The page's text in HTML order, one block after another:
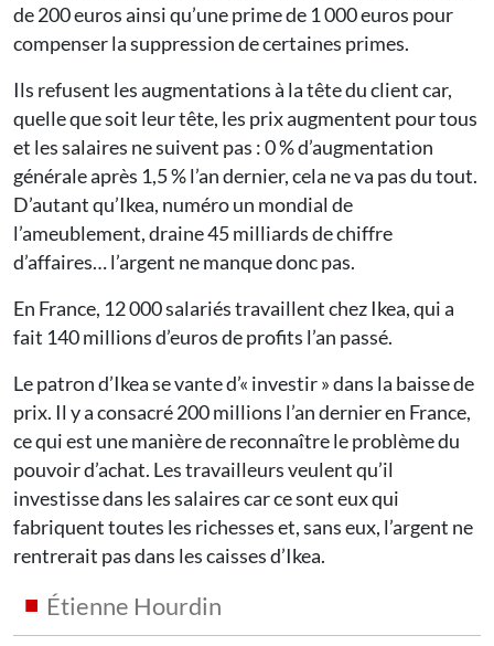
de 200 euros ainsi qu’une prime de 1 000 euros pour
compenser la suppression de certaines primes.
Ils refusent les augmentations à la tête du client car,
quelle que soit leur tête, les prix augmentent pour tous
et les salaires ne suivent pas : 0 % d’augmentation
générale après 1,5 % l’an dernier, cela ne va pas du tout.
D’autant qu’Ikea, numéro un mondial de
l’ameublement, draine 45 milliards de chiffre
d’affaires… l’argent ne manque donc pas.
En France, 12 000 salariés travaillent chez Ikea, qui a
fait 140 millions d’euros de profits l’an passé.
Le patron d’Ikea se vante d’« investir » dans la baisse de
prix. Il y a consacré 200 millions l’an dernier en France,
ce qui est une manière de reconnaître le problème du
pouvoir d’achat. Les travailleurs veulent qu’il
investisse dans les salaires car ce sont eux qui
fabriquent toutes les richesses et, sans eux, l’argent ne
rentrerait pas dans les caisses d’Ikea.
Étienne Hourdin